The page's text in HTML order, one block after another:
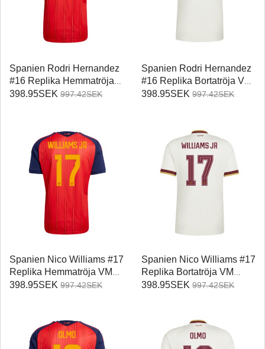
Spanien Rodri Hernandez
#16 Replika Hemmatröja
VM 2026 Kortärmad
398.95SEK 997.42SEK
Spanien Rodri Hernandez
#16 Replika Bortatröja VM
2026 Kortärmad
398.95SEK 997.42SEK
Spanien Nico Williams #17
Replika Hemmatröja VM
2026 Kortärmad
398.95SEK 997.42SEK
Spanien Nico Williams #17
Replika Bortatröja VM
2026 Kortärmad
398.95SEK 997.42SEK